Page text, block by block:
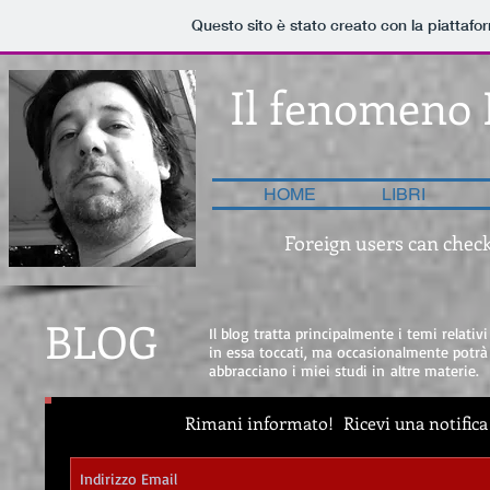
Questo sito è stato creato con la
Il
HOME LIBRI
Foreign users can
BLOG
Il blog tratta principalmente i temi
in essa toccati, ma occasionalmente
abbracciano i miei studi in altre materie.
Rimani informato! Ricevi una